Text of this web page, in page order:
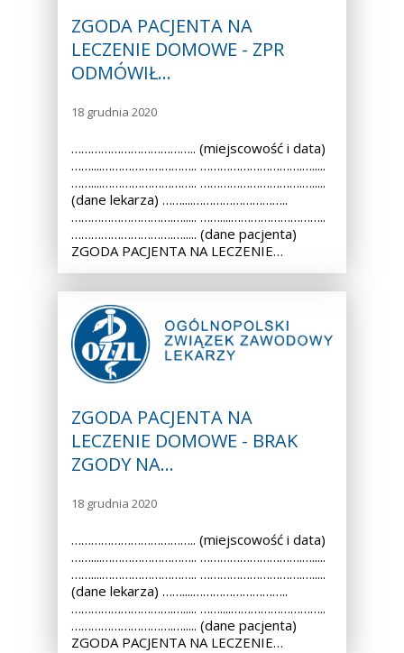
ZGODA PACJENTA NA
LECZENIE DOMOWE - ZPR
ODMÓWIŁ…
18 grudnia 2020
……………………………….. (miejscowość i data)
……....……………………….. ………………………….….....
……....……………………….. ………………………….….....
(dane lekarza) ……....………………………..
………………………….…..... ……....………………………..
………………………….…..... (dane pacjenta)
ZGODA PACJENTA NA LECZENIE…
ZGODA PACJENTA NA
LECZENIE DOMOWE - BRAK
ZGODY NA…
18 grudnia 2020
……………………………….. (miejscowość i data)
……....……………………….. ………………………….….....
……....……………………….. ………………………….….....
(dane lekarza) ……....………………………..
………………………….…..... ……....………………………..
………………………….…..... (dane pacjenta)
ZGODA PACJENTA NA LECZENIE…